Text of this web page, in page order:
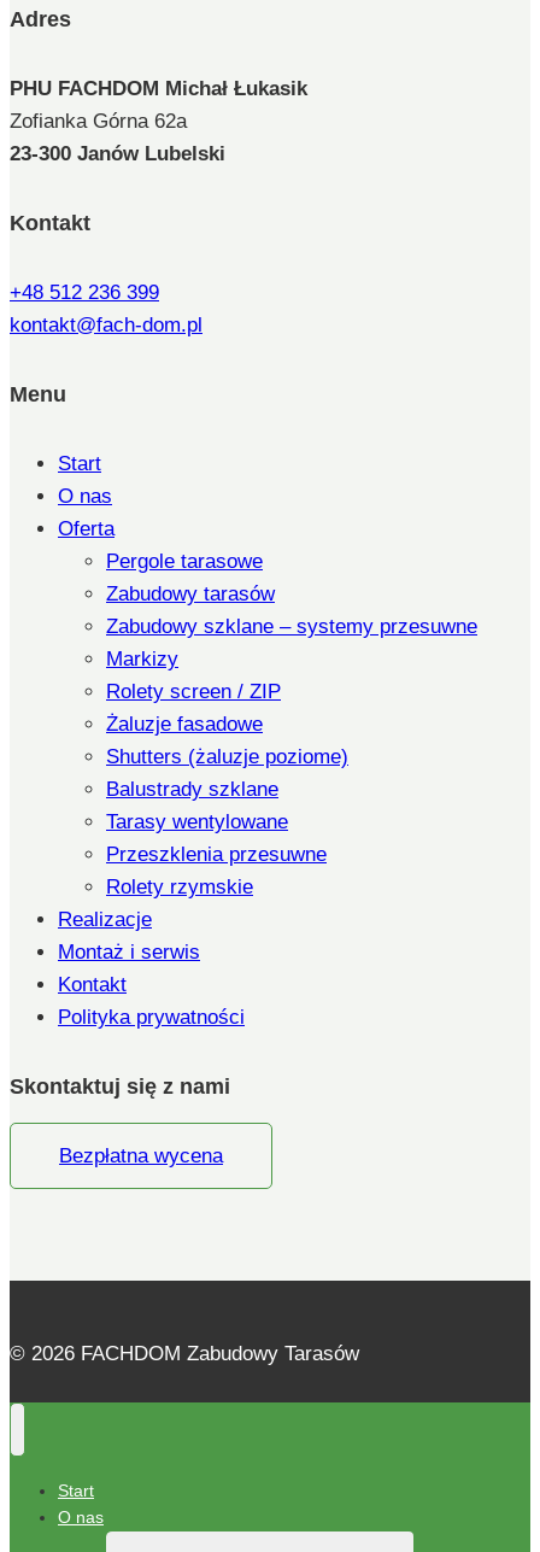
Adres
PHU FACHDOM Michał Łukasik
Zofianka Górna 62a
23-300 Janów Lubelski
Kontakt
+48 512 236 399
kontakt@fach-dom.pl
Menu
Start
O nas
Oferta
Pergole tarasowe
Zabudowy tarasów
Zabudowy szklane – systemy przesuwne
Markizy
Rolety screen / ZIP
Żaluzje fasadowe
Shutters (żaluzje poziome)
Balustrady szklane
Tarasy wentylowane
Przeszklenia przesuwne
Rolety rzymskie
Realizacje
Montaż i serwis
Kontakt
Polityka prywatności
Skontaktuj się z nami
Bezpłatna wycena
© 2026 FACHDOM Zabudowy Tarasów
Start
O nas